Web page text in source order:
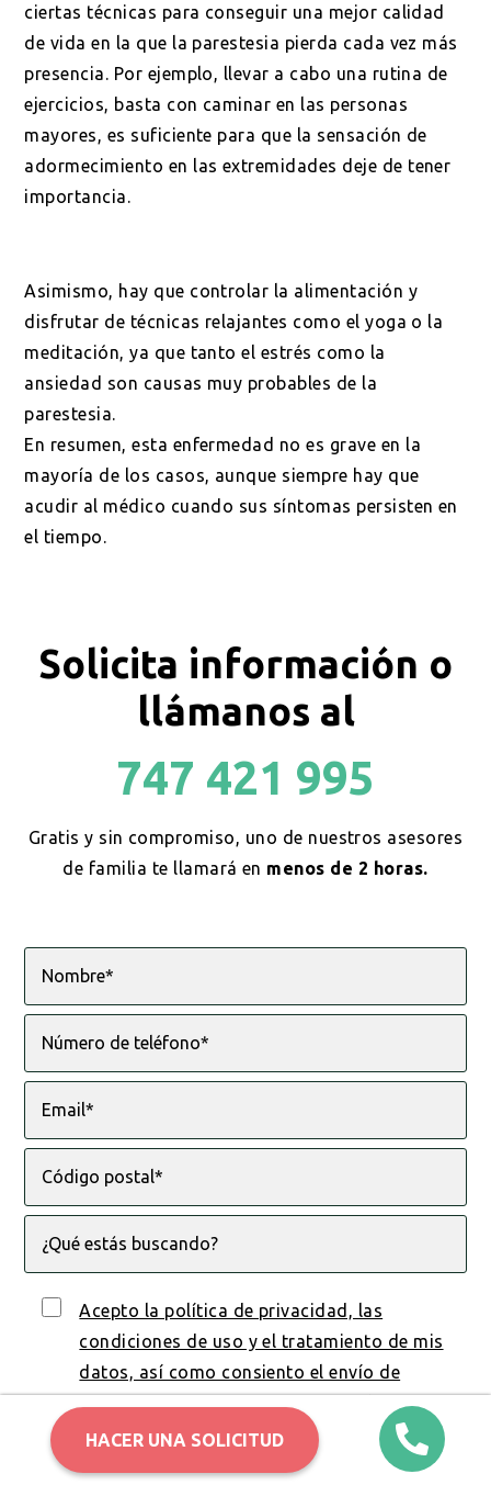
ciertas técnicas para conseguir una mejor calidad
de vida en la que la parestesia pierda cada vez más
presencia. Por ejemplo, llevar a cabo una rutina de
ejercicios, basta con caminar en las personas
mayores, es suficiente para que la sensación de
adormecimiento en las extremidades deje de tener
importancia.
Asimismo, hay que controlar la alimentación y
disfrutar de técnicas relajantes como el yoga o la
meditación, ya que tanto el estrés como la
ansiedad son causas muy probables de la
parestesia.
En resumen, esta enfermedad no es grave en la
mayoría de los casos, aunque siempre hay que
acudir al médico cuando sus síntomas persisten en
el tiempo.
Solicita información o
llámanos al
747 421 995
Gratis y sin compromiso, uno de nuestros asesores
de familia te llamará en menos de 2 horas.
Acepto la política de privacidad, las
condiciones de uso y el tratamiento de mis
datos, así como consiento el envío de
comunicaciones y notificaciones de Beeping.
HACER UNA SOLICITUD